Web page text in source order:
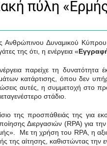
πύλη
Δυναμικού Κύπρου
της ότι, η ενέργεια «
παρείχε τη
κατάρτισης, όπου δεν
αυτές, η συμμετοχή στο
στάδιο.
της προσπάθειάς της για
Διεργασιών (RPA) για
Με τη χρήση του RPA, η
της αίτησης, καθιστώντας την